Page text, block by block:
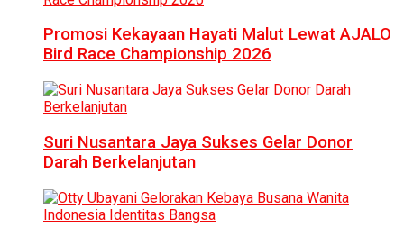
Promosi Kekayaan Hayati Malut Lewat AJALO
Bird Race Championship 2026
Suri Nusantara Jaya Sukses Gelar Donor
Darah Berkelanjutan